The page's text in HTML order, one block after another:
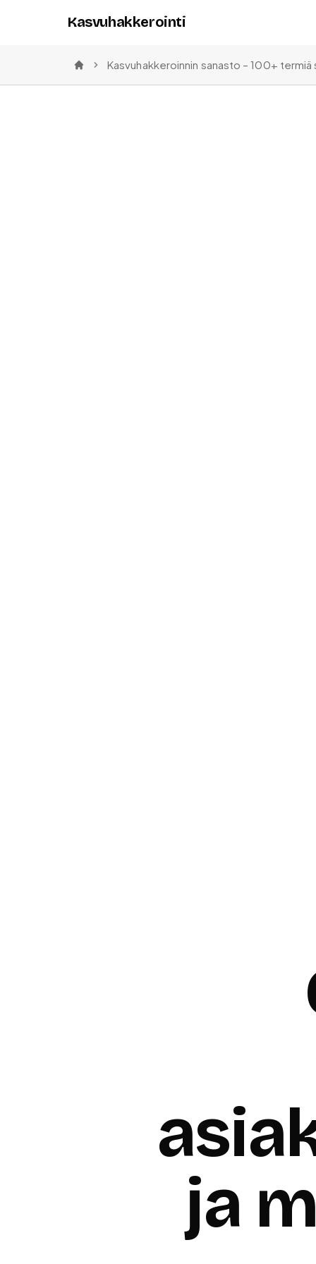
Kasvuhakkerointi
Etusivu
Kasvuhakkeroinnin sanasto – 100+
ja